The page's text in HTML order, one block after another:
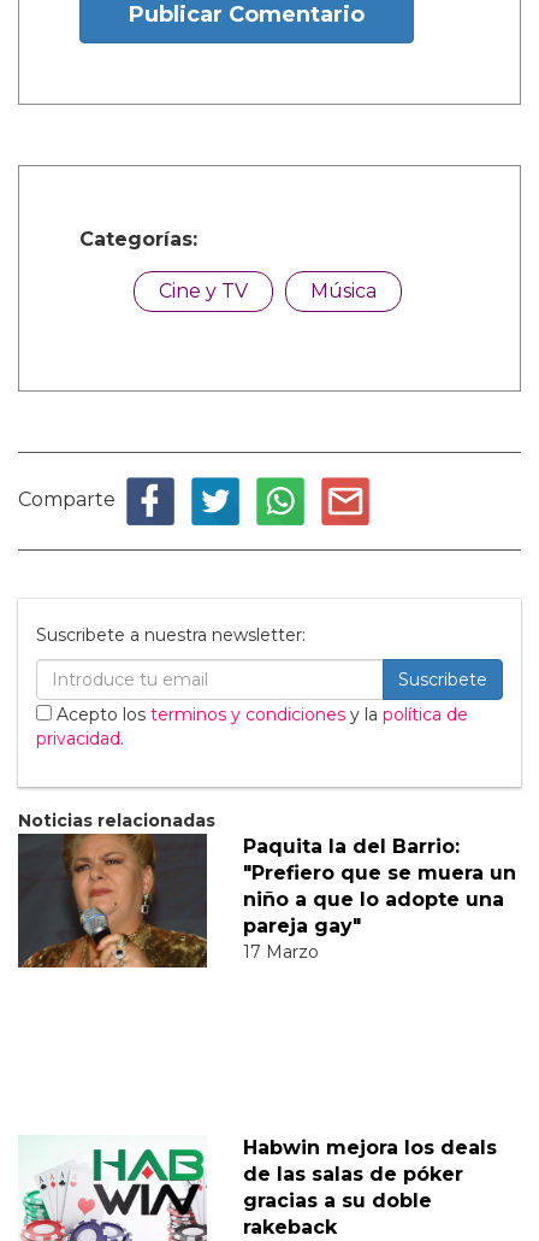
Publicar Comentario
Categorías:
Cine y TV Música
Comparte
Suscribete a nuestra newsletter:
Suscribete
Acepto los terminos y condiciones y la política de
privacidad.
Noticias relacionadas
Paquita la del Barrio:
"Prefiero que se muera un
niño a que lo adopte una
pareja gay"
17 Marzo
Habwin mejora los deals
de las salas de póker
gracias a su doble
rakeback